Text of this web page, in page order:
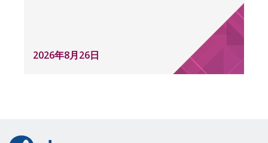
2026年8月26日